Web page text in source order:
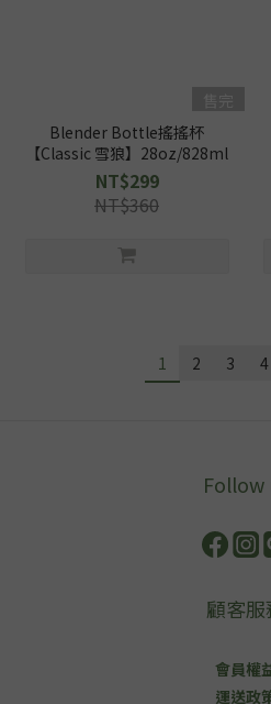
Blender Bottle搖搖杯
【Classic 雪狼】28oz/828ml
NT$299
NT$360
1 2 3 4
Follow
顧客服
會員權
運送政